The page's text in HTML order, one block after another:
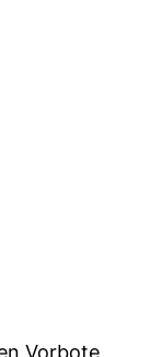
Vorbote